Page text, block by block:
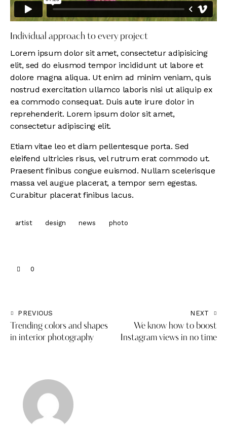
Individual approach to every project
Lorem ipsum dolor sit amet, consectetur adipisicing
elit, sed do eiusmod tempor incididunt ut labore et
dolore magna aliqua. Ut enim ad minim veniam, quis
nostrud exercitation ullamco laboris nisi ut aliquip ex
ea commodo consequat. Duis aute irure dolor in
reprehenderit. Lorem ipsum dolor sit amet,
consectetur adipiscing elit.
Etiam vitae leo et diam pellentesque porta. Sed
eleifend ultricies risus, vel rutrum erat commodo ut.
Praesent finibus congue euismod. Nullam scelerisque
massa vel augue placerat, a tempor sem egestas.
Curabitur placerat finibus lacus.
artist design news photo
0
PREVIOUS
Trending colors and shapes
in interior photography
NEXT
We know how to boost
Instagram views in no time